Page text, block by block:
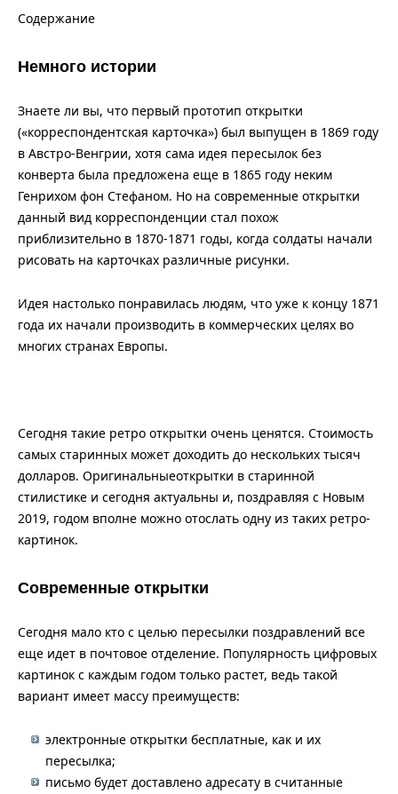
Содержание
Немного истории
Знаете ли вы, что первый прототип открытки
(«корреспондентская карточка») был выпущен в 1869 году
в Австро-Венгрии, хотя сама идея пересылок без
конверта была предложена еще в 1865 году неким
Генрихом фон Стефаном. Но на современные открытки
данный вид корреспонденции стал похож
приблизительно в 1870-1871 годы, когда солдаты начали
рисовать на карточках различные рисунки.
Идея настолько понравилась людям, что уже к концу 1871
года их начали производить в коммерческих целях во
многих странах Европы.
Сегодня такие ретро открытки очень ценятся. Стоимость
самых старинных может доходить до нескольких тысяч
долларов. Оригинальныеоткрытки в старинной
стилистике и сегодня актуальны и, поздравляя с Новым
2019, годом вполне можно отослать одну из таких ретро-
картинок.
Современные открытки
Сегодня мало кто с целью пересылки поздравлений все
еще идет в почтовое отделение. Популярность цифровых
картинок с каждым годом только растет, ведь такой
вариант имеет массу преимуществ:
электронные открытки бесплатные, как и их
пересылка;
письмо будет доставлено адресату в считанные